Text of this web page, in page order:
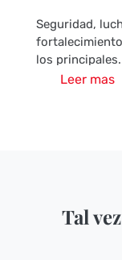
Seguridad,
los
Leer mas
Tal